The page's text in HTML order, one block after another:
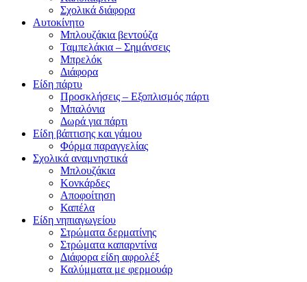
Σχολικά διάφορα
Αυτοκίνητο
Μπλουζάκια βεντούζα
Ταμπελάκια – Σημάνσεις
Μπρελόκ
Διάφορα
Είδη πάρτυ
Προσκλήσεις – Εξοπλισμός πάρτι
Μπαλόνια
Δωρά για πάρτι
Είδη βάπτισης και γάμου
Φόρμα παραγγελίας
Σχολικά αναμνηστικά
Μπλουζάκια
Κονκάρδες
Αποφοίτηση
Καπέλα
Είδη νηπιαγωγείου
Στρώματα δερματίνης
Στρώματα καπαρντίνα
Διάφορα είδη αφρολέξ
Καλύμματα με φερμουάρ